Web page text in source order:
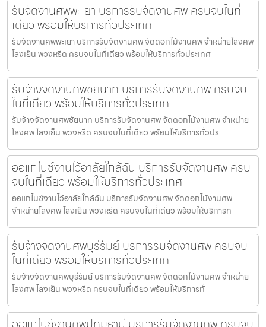
รับจัดงานศพพะเยา บริการรับจัดงานศพ ครบจบในที่
เดียว พร้อมให้บริการทั่วประเทศ
รับจัดงานศพพะเยา บริการรับจัดงานศพ จัดดอกไม้งานศพ จำหน่ายโลงศพ
โลงเย็น พวงหรีด ครบจบในที่เดียว พร้อมให้บริการทั่วประเทศ
รับจ้างจัดงานศพชัยนาท บริการรับจัดงานศพ ครบจบ
ในที่เดียว พร้อมให้บริการทั่วประเทศ
รับจ้างจัดงานศพชัยนาท บริการรับจัดงานศพ จัดดอกไม้งานศพ จำหน่าย
โลงศพ โลงเย็น พวงหรีด ครบจบในที่เดียว พร้อมให้บริการทั่วปร
ออแกไนซ์งานไว้อาลัยใกล้ฉัน บริการรับจัดงานศพ ครบ
จบในที่เดียว พร้อมให้บริการทั่วประเทศ
ออแกไนซ์งานไว้อาลัยใกล้ฉัน บริการรับจัดงานศพ จัดดอกไม้งานศพ
จำหน่ายโลงศพ โลงเย็น พวงหรีด ครบจบในที่เดียว พร้อมให้บริการท
รับจ้างจัดงานศพบุรีรัมย์ บริการรับจัดงานศพ ครบจบ
ในที่เดียว พร้อมให้บริการทั่วประเทศ
รับจ้างจัดงานศพบุรีรัมย์ บริการรับจัดงานศพ จัดดอกไม้งานศพ จำหน่าย
โลงศพ โลงเย็น พวงหรีด ครบจบในที่เดียว พร้อมให้บริการทั่